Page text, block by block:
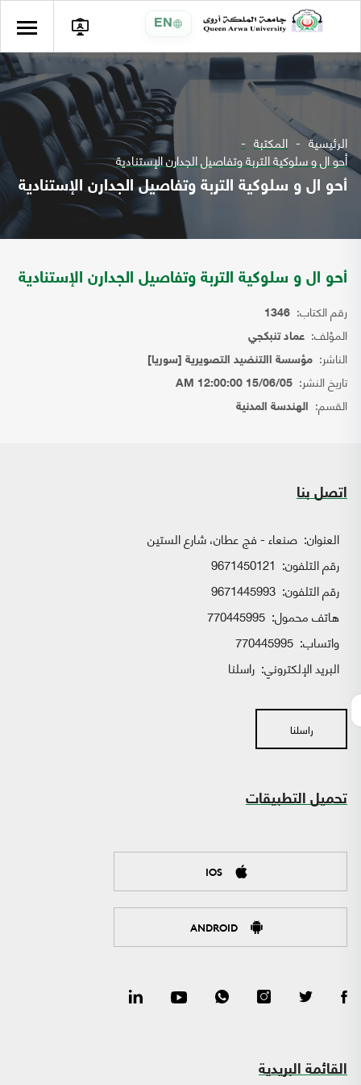
EN
الرئيسية المكتبة
أحو ال و سلوكية التربة وتفاصيل الجدارن الإستنادية
أحو ال و سلوكية التربة وتفاصيل الجدارن الإستنادية
أحو ال و سلوكية التربة وتفاصيل الجدارن الإستنادية
رقم الكتاب: 1346
المؤلف: عماد تنبكجي
الناشر: مؤسسة االتنضيد التصويرية [سوريا]
تاريخ النشر: 15/06/05 12:00:00 AM
القسم: الهندسة المدنية
اتصل بنا
العنوان: صنعاء - فج عطان، شارع الستين
رقم التلفون: 9671450121
رقم التلفون: 9671445993
هاتف محمول: 770445995
واتساب:
البريد الإلكتروني: راسلنا
راسلنا
تحميل التطبيقات
IOS
ANDROID
القائمة البريدية